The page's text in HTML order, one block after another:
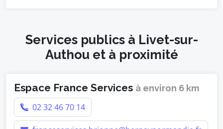
Services publics à Livet-sur-
Authou et à proximité
Espace France Services à environ 6 km
02 32 46 70 14